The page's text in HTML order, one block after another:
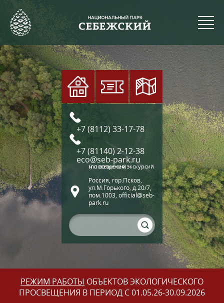
+7 (8112) 33-17-78
+7 (81140) 2-12-38
eco@seb-park.ru
(по вопросам экскурсий и посещения)
Россия, гор.Псков,
ул.М.Горького, д.20/7,
пом.1003, official@seb-
park.ru
РЕЖИМ РАБОТЫ ОБЪЕКТОВ ЭКОЛОГИЧЕСКОГО
ПРОСВЕЩЕНИЯ В ПЕРИОД С 01.05.26-30.09.2026